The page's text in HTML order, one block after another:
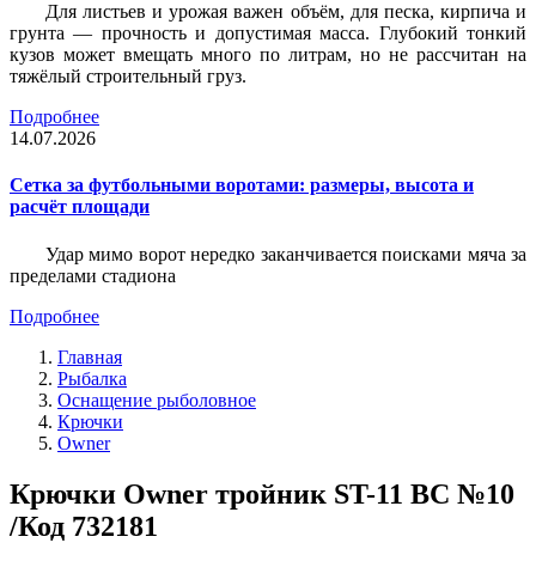
Для листьев и урожая важен объём, для песка, кирпича и
грунта — прочность и допустимая масса. Глубокий тонкий
кузов может вмещать много по литрам, но не рассчитан на
тяжёлый строительный груз.
Подробнее
14.07.2026
Сетка за футбольными воротами: размеры, высота и
расчёт площади
Удар мимо ворот нередко заканчивается поисками мяча за
пределами стадиона
Подробнее
Главная
Рыбалка
Оснащение рыболовное
Крючки
Owner
Крючки Owner тройник ST-11 BC №10
/Код 732181